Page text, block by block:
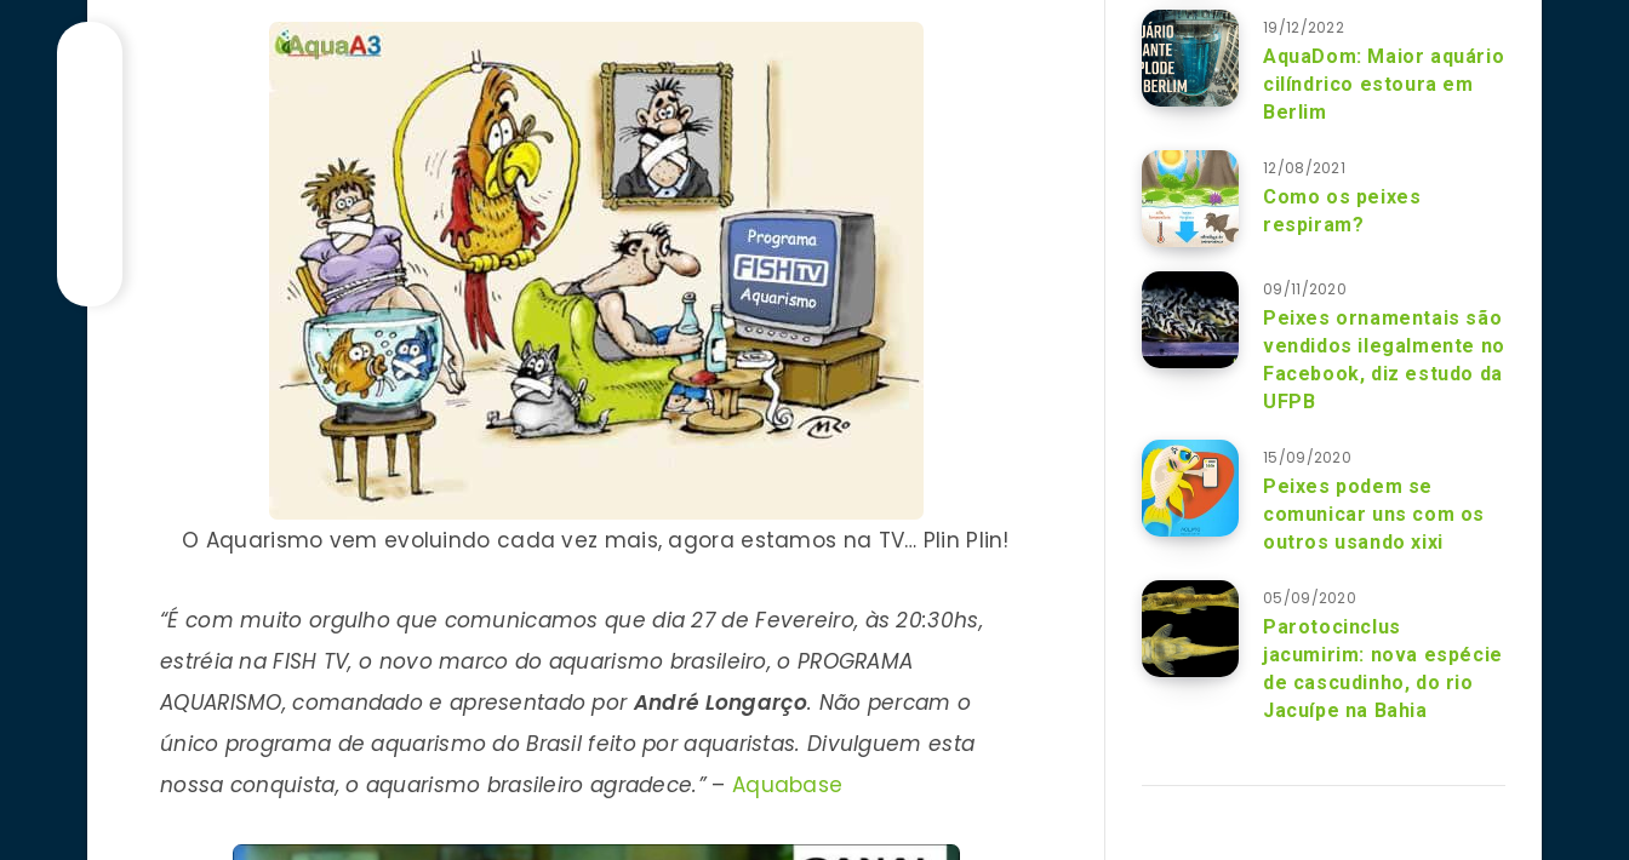
O Aquarismo vem evoluindo cada vez mais, agora estamos na TV… Plin Plin!
“É com muito orgulho que comunicamos que dia 27 de Fevereiro, às 20:30hs,
estréia na FISH TV, o novo marco do aquarismo brasileiro, o PROGRAMA
AQUARISMO, comandado e apresentado porAndré Longarço. Não percam o
único programa de aquarismo do Brasil feito por aquaristas. Divulguem esta
nossa conquista, o aquarismo brasileiro agradece.”– Aquabase
19/12/2022
AquaDom: Maior aquário
cilíndrico estoura em
Berlim
12/08/2021
Como os peixes
respiram?
09/11/2020
Peixes ornamentais são
vendidos ilegalmente no
Facebook, diz estudo da
UFPB
15/09/2020
Peixes podem se
comunicar uns com os
outros usando xixi
05/09/2020
Parotocinclus
jacumirim: nova espécie
de cascudinho, do rio
Jacuípe na Bahia